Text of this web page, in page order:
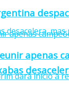
apenas